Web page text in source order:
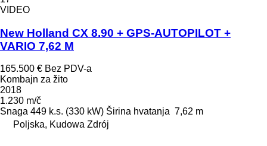
VIDEO
New Holland CX 8.90 + GPS-AUTOPILOT +
VARIO 7,62 M
165.500 € Bez PDV-a
Kombajn za žito
2018
1.230 m/č
Snaga 449 k.s. (330 kW) Širina hvatanja 7,62 m
Poljska, Kudowa Zdrój